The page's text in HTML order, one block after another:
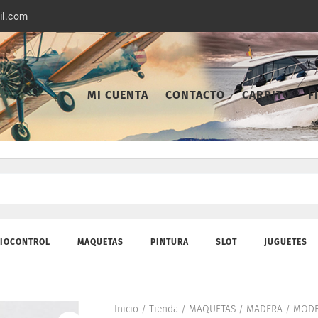
MI CUENTA CONTACTO CARRITO
MAQUETAS PINTURA SLOT JUGUETES
Inicio / Tienda/ MAQUETAS/ MADERA/